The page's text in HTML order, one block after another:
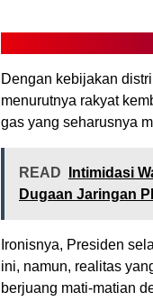
Dengan kebijakan
menurutnya rakyat
gas yang seharusnya
READ
Intimidasi
Dugaan Jaringan
Ironisnya, Presiden
ini, namun, realitas
berjuang mati-matian